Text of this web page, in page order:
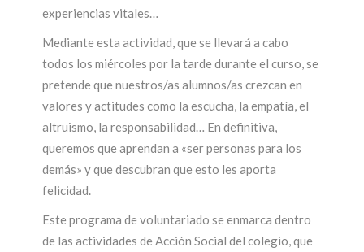
experiencias vitales…
Mediante esta actividad, que se llevará a cabo
todos los miércoles por la tarde durante el curso, se
pretende que nuestros/as alumnos/as crezcan en
valores y actitudes como la escucha, la empatía, el
altruismo, la responsabilidad… En definitiva,
queremos que aprendan a «ser personas para los
demás» y que descubran que esto les aporta
felicidad.
Este programa de voluntariado se enmarca dentro
de las actividades de Acción Social del colegio, que